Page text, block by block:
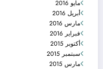
مايو 2016
أبريل 2016
مارس 2016
فبراير 2016
أكتوبر 2015
سبتمبر 2015
مارس 2015